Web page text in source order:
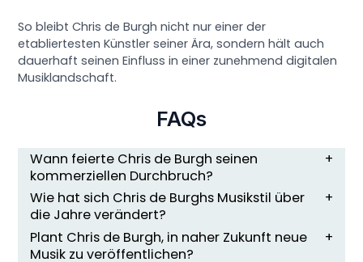
So bleibt Chris de Burgh nicht nur einer der
etabliertesten Künstler seiner Ära, sondern hält auch
dauerhaft seinen Einfluss in einer zunehmend digitalen
Musiklandschaft.
FAQs
Wann feierte Chris de Burgh seinen
kommerziellen Durchbruch?
Wie hat sich Chris de Burghs Musikstil über
die Jahre verändert?
Plant Chris de Burgh, in naher Zukunft neue
Musik zu veröffentlichen?